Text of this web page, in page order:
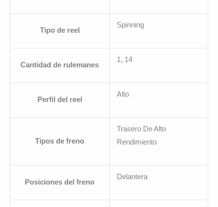
Tipo de reel
Spinning
Cantidad de rulemanes
1, 14
Perfil del reel
Alto
Tipos de freno
Trasero De Alto
Rendimiento
Posiciones del freno
Delantera